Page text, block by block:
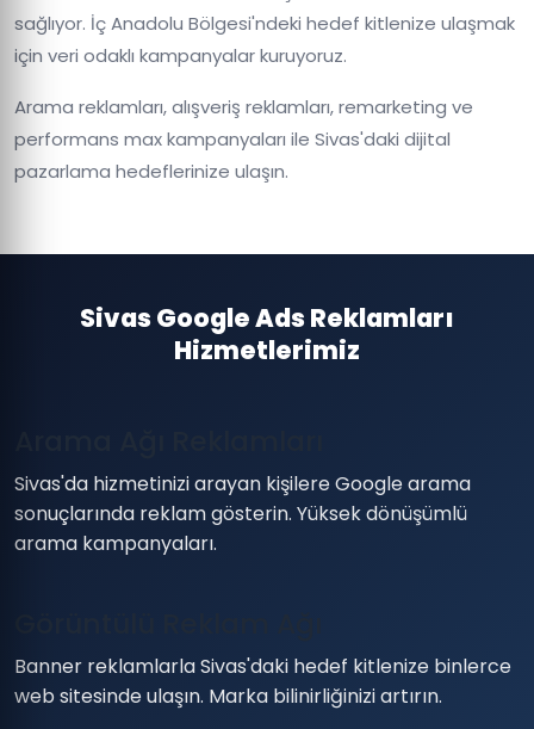
sağlıyor. İç Anadolu Bölgesi'ndeki hedef kitlenize ulaşmak
için veri odaklı kampanyalar kuruyoruz.
Arama reklamları, alışveriş reklamları, remarketing ve
performans max kampanyaları ile Sivas'daki dijital
pazarlama hedeflerinize ulaşın.
Sivas Google Ads Reklamları
Hizmetlerimiz
Sivas'da hizmetinizi arayan kişilere Google arama
sonuçlarında reklam gösterin. Yüksek dönüşümlü
arama kampanyaları.
Banner reklamlarla Sivas'daki hedef kitlenize binlerce
web sitesinde ulaşın. Marka bilinirliğinizi artırın.